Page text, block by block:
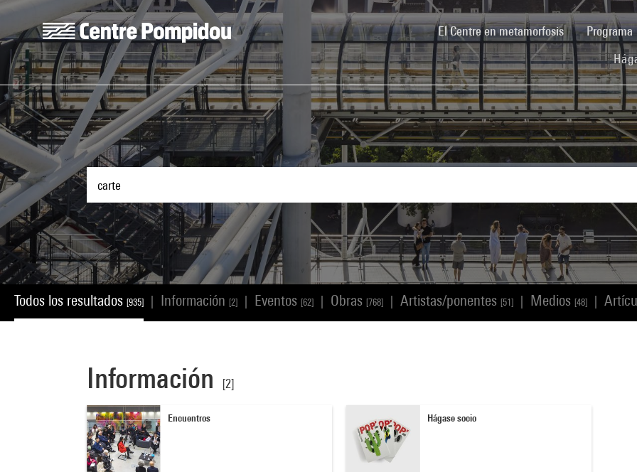
Skip to main content
Centre Pompidou
El Centre en metamorfosis(current)Programa
Todos los resultados [935] Información [2] Eventos [62] Obras [768] Artistas/ponentes [51] Medios [48]
Información [2]
Encuentros Hágase socio